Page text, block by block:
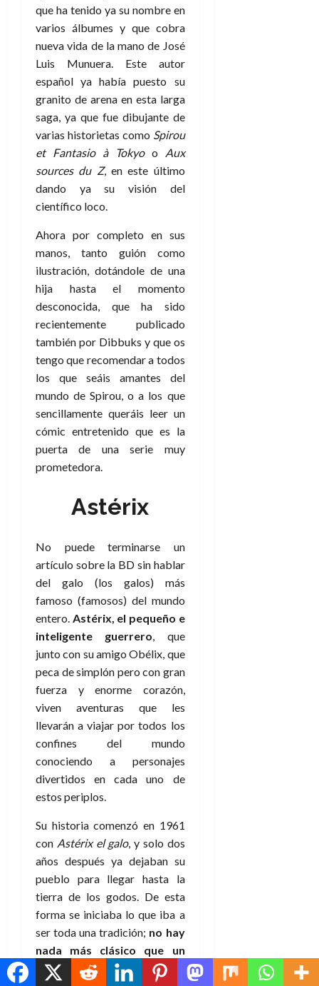
que ha tenido ya su nombre en
varios álbumes y que cobra
nueva vida de la mano de José
Luis Munuera. Este autor
español ya había puesto su
granito de arena en esta larga
saga, ya que fue dibujante de
varias historietas como Spirou
et Fantasio à Tokyoo Aux
sources du Z, en este último
dando ya su visión del
científico loco.
Ahora por completo en sus
manos, tanto guión como
ilustración, dotándole de una
hija hasta el momento
desconocida, que ha sido
recientemente publicado
también por Dibbuks y que os
tengo que recomendar a todos
los que seáis amantes del
mundo de Spirou, o a los que
sencillamente queráis leer un
cómic entretenido que es la
puerta de una serie muy
prometedora.
Astérix
No puede terminarse un
artículo sobre la BD sin hablar
del galo (los galos) más
famoso (famosos) del mundo
entero. Astérix, el pequeño e
inteligente guerrero, que
junto con su amigo Obélix, que
peca de simplón pero con gran
fuerza y enorme corazón,
viven aventuras que les
llevarán a viajar por todos los
confines del mundo
conociendo a personajes
divertidos en cada uno de
estos periplos.
Su historia comenzó en 1961
con Astérix el galo, y solo dos
años después ya dejaban su
pueblo para llegar hasta la
tierra de los godos. De esta
forma se iniciaba lo que iba a
ser toda una tradición; no hay
nada más clásico que un
álbum en el que Astérix y